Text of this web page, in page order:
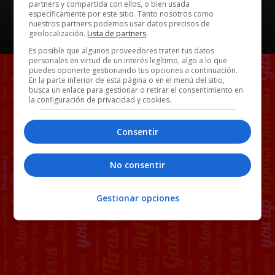
partners y compartida con ellos, o bien usada
específicamente por este sitio. Tanto nosotros como
nuestros partners podemos usar datos precisos de
geolocalización. Lista de partners.
Es posible que algunos proveedores traten tus datos
personales en virtud de un interés legítimo, algo a lo que
puedes oponerte gestionando tus opciones a continuación.
En la parte inferior de esta página o en el menú del sitio,
busca un enlace para gestionar o retirar el consentimiento en
la configuración de privacidad y cookies.
Consentir
No consentir
Gestionar opciones